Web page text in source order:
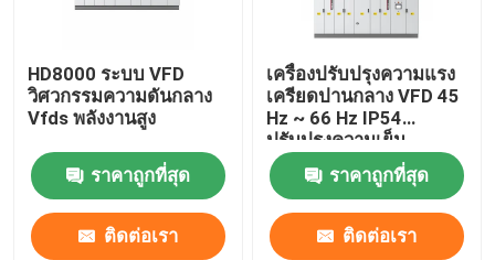
HD8000 ระบบ VFD
วิศวกรรมความดันกลาง
Vfds พลังงานสูง
ราคาถูกที่สุด
ติดต่อเรา
เครื่องปรับปรุงความแรง
เครียดปานกลาง VFD 45
Hz ~ 66 Hz IP54
ปรับปรุงความเย็น
ของเหลว
ราคาถูกที่สุด
ติดต่อเรา